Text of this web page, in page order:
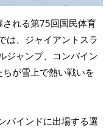
れる第75回国民体育
は、ジャイアントスラ
ジャンプ、コンバイン
が雪上で熱い戦いを
バインドに出場する選